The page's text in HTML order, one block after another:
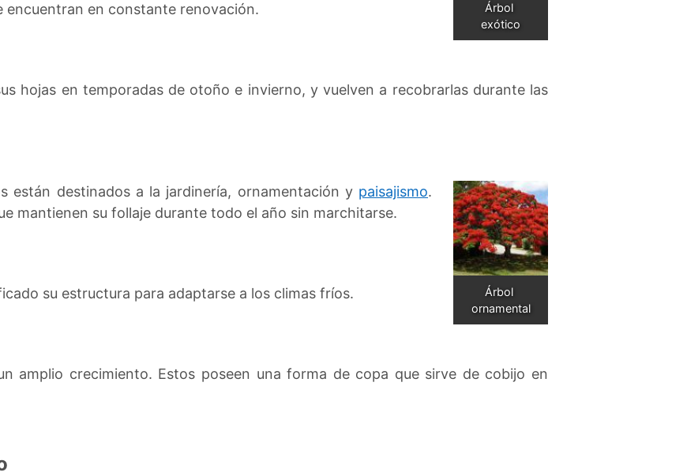
Árbol
exótico
encuentran en constante renovación.
hojas en temporadas de otoño e invierno, y vuelven a recobrarlas durante las
Árbol
ornamental
están destinados a la jardinería, ornamentación y paisajismo.
mantienen su follaje durante todo el año sin marchitarse.
su estructura para adaptarse a los climas fríos.
amplio crecimiento. Estos poseen una forma de copa que sirve de cobijo en